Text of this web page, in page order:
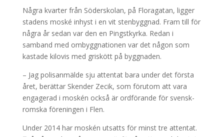
Några kvarter från Söderskolan, på Floragatan, ligger
stadens moské inhyst i en vit stenbyggnad. Fram till för
några år sedan var den en Pingstkyrka. Redan i
samband med ombyggnationen var det någon som
kastade kilovis med griskött på byggnaden.
– Jag polisanmälde sju attentat bara under det första
året, berättar Skender Zecik, som förutom att vara
engagerad i moskén också är ordförande för svensk-
romska föreningen i Flen.
Under 2014 har moskén utsatts för minst tre attentat.